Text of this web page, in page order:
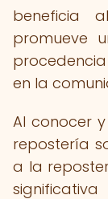
beneficia
promueve
en la
Al conocer
repostería
a la